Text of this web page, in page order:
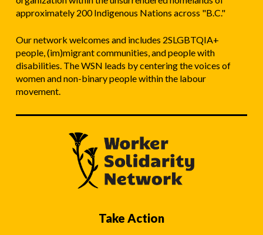
approximately 200 Indigenous Nations across "B.C."
Our network welcomes and includes 2SLGBTQIA+
people, (im)migrant communities, and people with
disabilities. The WSN leads by centering the voices of
women and non-binary people within the labour
movement.
Take Action